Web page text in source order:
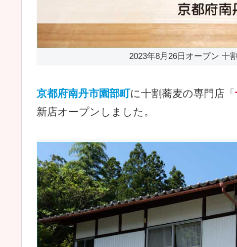
2023年8月26日オープン 十
京都府南丹市園部町に十割蕎麦の専門店「
新店オープンしました。